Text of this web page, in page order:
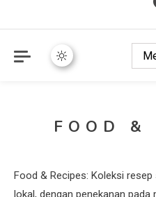
FOOD &
Food & Recipes: Koleksi
lokal, dengan penekanan